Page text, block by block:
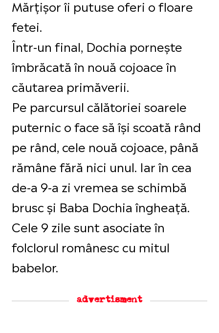
Mărțișor îi putuse oferi o floare
fetei.
Într-un final, Dochia pornește
îmbrăcată în nouă cojoace în
căutarea primăverii.
Pe parcursul călătoriei soarele
puternic o face să își scoată rând
pe rând, cele nouă cojoace, până
rămâne fără nici unul. Iar în cea
de-a 9-a zi vremea se schimbă
brusc și Baba Dochia îngheață.
Cele 9 zile sunt asociate în
folclorul românesc cu mitul
babelor.
advertisment